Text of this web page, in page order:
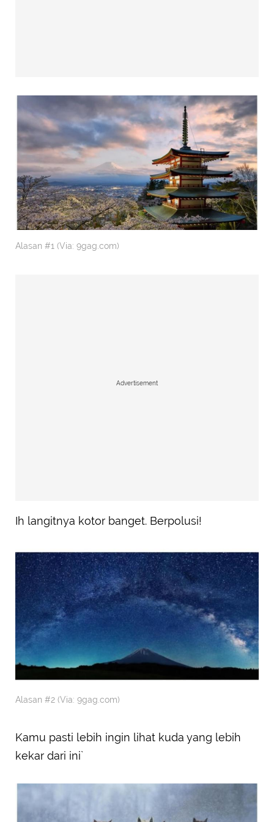
Alasan #1 (Via: 9gag.com)
Advertisement
Ih langitnya kotor banget. Berpolusi!
Alasan #2 (Via: 9gag.com)
Kamu pasti lebih ingin lihat kuda yang lebih
kekar dari ini`